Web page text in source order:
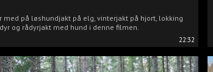
22:32
med på løshundjakt på elg, vinterjakt på hjort, lokking
og rådyrjakt med hund i denne filmen.